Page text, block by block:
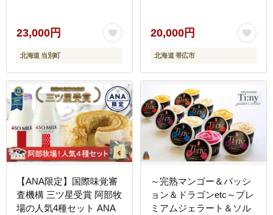
23,000円
北海道 当別町
20,000円
北海道 帯広市
【ANA限定】国際味覚審
査機構 三ツ星受賞 阿部牧
場の人気4種セット ANA
～完熟マンゴー＆パッシ
ョン＆ドラゴンetc～プレ
ミアムジェラート＆ソル